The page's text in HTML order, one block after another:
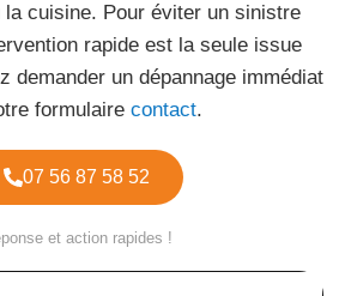
la cuisine. Pour éviter un sinistre
rapide est la seule issue
demander un dépannage immédiat
formulaire contact.
07 56 87 58 52
et action rapides !